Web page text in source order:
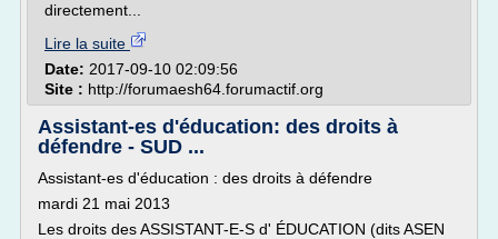
directement...
Lire la suite
Date: 2017-09-10 02:09:56
Site : http://forumaesh64.forumactif.org
Assistant-es d'éducation: des droits à
défendre - SUD ...
Assistant-es d'éducation : des droits à défendre
mardi 21 mai 2013
Les droits des ASSISTANT-E-S d' ÉDUCATION (dits ASEN